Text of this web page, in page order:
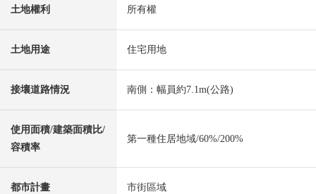
土地權利 所有權
土地用途 住宅用地
接壤道路情況 南側：幅員約7.1m(公路)
使用面積/建築面積比/
容積率
第一種住居地域/60%/200%
都市計畫 市街區域